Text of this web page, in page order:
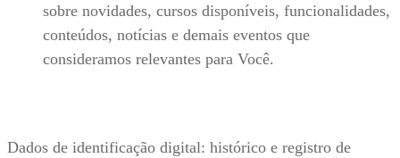
sobre novidades, cursos disponíveis, funcionalidades,
conteúdos, notícias e demais eventos que
consideramos relevantes para Você.
Dados de identificação digital: histórico e registro de